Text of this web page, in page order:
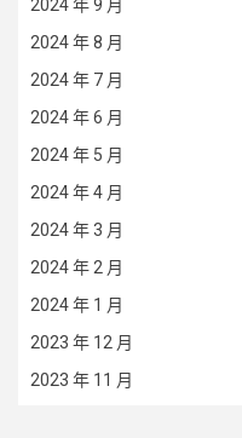
2024 年 9 月
2024 年 8 月
2024 年 7 月
2024 年 6 月
2024 年 5 月
2024 年 4 月
2024 年 3 月
2024 年 2 月
2024 年 1 月
2023 年 12 月
2023 年 11 月